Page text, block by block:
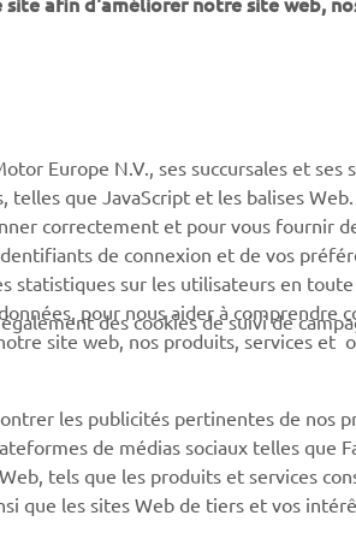
(en)
SUPPORT
Catalogue de pièces
Information sur la gestion
des batteries usagées
Europe N.V., ses succursales et ses
que JavaScript et les balises
correctement et pour vous fournir
de connexion et de vos
statistiques sur les utilisateurs en toute
pour nous aider à comprendre
site web, nos produits, services et
des cookies de suivi de
les publicités pertinentes de nos
de médias sociaux telles que
tels que les produits et services
que les sites Web de tiers et vos